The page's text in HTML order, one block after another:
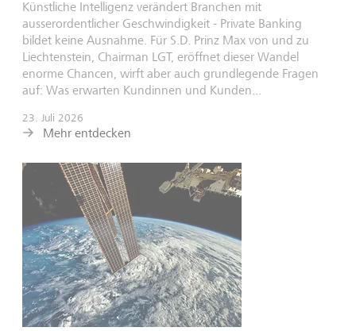
Künstliche Intelligenz verändert Branchen mit
ausserordentlicher Geschwindigkeit - Private Banking
bildet keine Ausnahme. Für S.D. Prinz Max von und zu
Liechtenstein, Chairman LGT, eröffnet dieser Wandel
enorme Chancen, wirft aber auch grundlegende Fragen
auf: Was erwarten Kundinnen und Kunden...
23. Juli 2026
Mehr entdecken